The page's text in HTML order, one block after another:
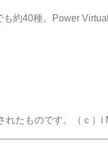
約40種。Power
れたものです。（ｃ）i